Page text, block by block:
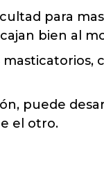
para
bien al
puede
el otro.